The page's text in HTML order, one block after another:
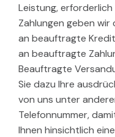
Leistung,
Zahlungen geben
an beauftragte
an beauftragte
Beauftragte
Sie dazu Ihre
von uns unter
Telefonnummer,
Ihnen hinsichtlich